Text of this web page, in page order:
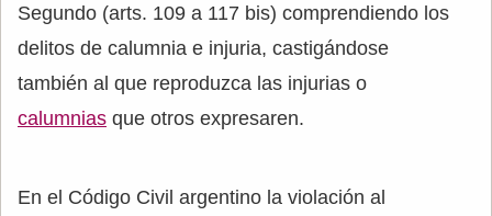
Segundo (arts. 109 a 117 bis) comprendiendo los
delitos de calumnia e injuria, castigándose
también al que reproduzca las injurias o
calumnias que otros expresaren.
En el Código Civil argentino la violación al